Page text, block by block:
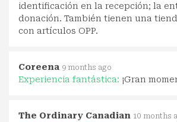
identificación en la recepción; la
donación. También tienen una
con artículos OPP.
Coreena 9 months ago
Experiencia fantástica: ¡Gran
The Ordinary Canadian 10 months